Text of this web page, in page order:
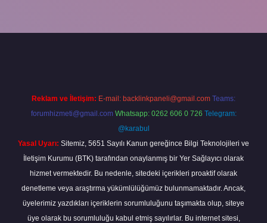
Reklam ve İletişim: E-mail: backlinkpaneli@gmail.com Teams:
forumhizmeti@gmail.com Whatsapp: 0262 606 0 726 Telegram:
@karabul
Yasal Uyarı: Sitemiz, 5651 Sayılı Kanun gereğince Bilgi Teknolojileri ve
İletişim Kurumu (BTK) tarafından onaylanmış bir Yer Sağlayıcı olarak
hizmet vermektedir. Bu nedenle, sitedeki içerikleri proaktif olarak
denetleme veya araştırma yükümlülüğümüz bulunmamaktadır. Ancak,
üyelerimiz yazdıkları içeriklerin sorumluluğunu taşımakta olup, siteye
üye olarak bu sorumluluğu kabul etmiş sayılırlar. Bu internet sitesi,